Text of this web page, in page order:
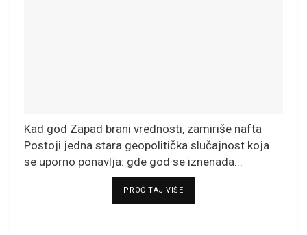
Kad god Zapad brani vrednosti, zamiriše nafta
Postoji jedna stara geopolitička slučajnost koja
se uporno ponavlja: gde god se iznenada...
PROČITAJ VIŠEDETAILS